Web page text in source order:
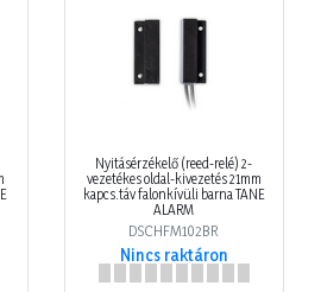
kapcs.táv falonkívüli barna TANE
ALARM
DSCHFM102BR
Nincs raktáron